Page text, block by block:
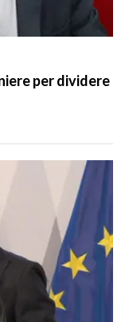
per dividere